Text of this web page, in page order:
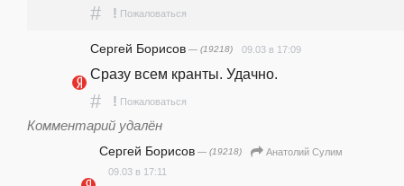
# ! Пожаловаться
Сергей Борисов — (19218) 09.03 в 17:09
Сразу всем кранты. Удачно.
# ! Пожаловаться
Комментарий удалён
Сергей Борисов — (19218)
Анатолий Сулим
09.03 в 17:11